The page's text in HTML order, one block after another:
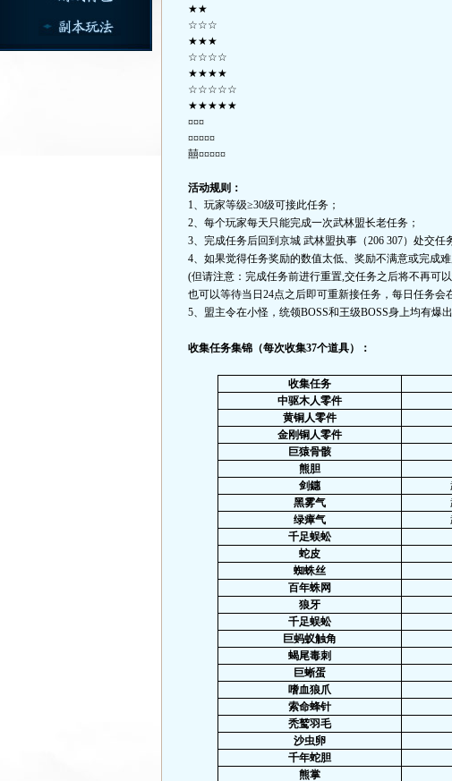
★★
☆☆☆
★★★
☆☆☆☆
★★★★
☆☆☆☆☆
★★★★★
¤¤¤
¤¤¤¤¤
囍¤¤¤¤¤
活动规则：
1、玩家等级≥30级可接此任务；
2、每个玩家每天只能完成一次武林盟长老任务；
3、完成任务后回到京城 武林盟执事（206 307）处交任
4、如果觉得任务奖励的数值太低、奖励不满意或完成
(但请注意：完成任务前进行重置,交任务之后将不再可
也可以等待当日 24点之后即可重新接任务，每日任务会
5、盟主令在小怪，统领BOSS和王级BOSS身上均有爆出
收集任务集锦（每次收集37个道具）：
收集任务
中驱木人零件
黄铜人零件
金刚铜人零件
巨猿骨骸
熊胆
剑鏸
黑雾气
绿瘴气
千足蜈蚣
蛇皮
蜘蛛丝
百年蛛网
狼牙
千足蜈蚣
巨蚂蚁触角
蝎尾毒刺
巨蜥蛋
嗜血狼爪
索命蜂针
秃鹫羽毛
沙虫卵
千年蛇胆
熊掌